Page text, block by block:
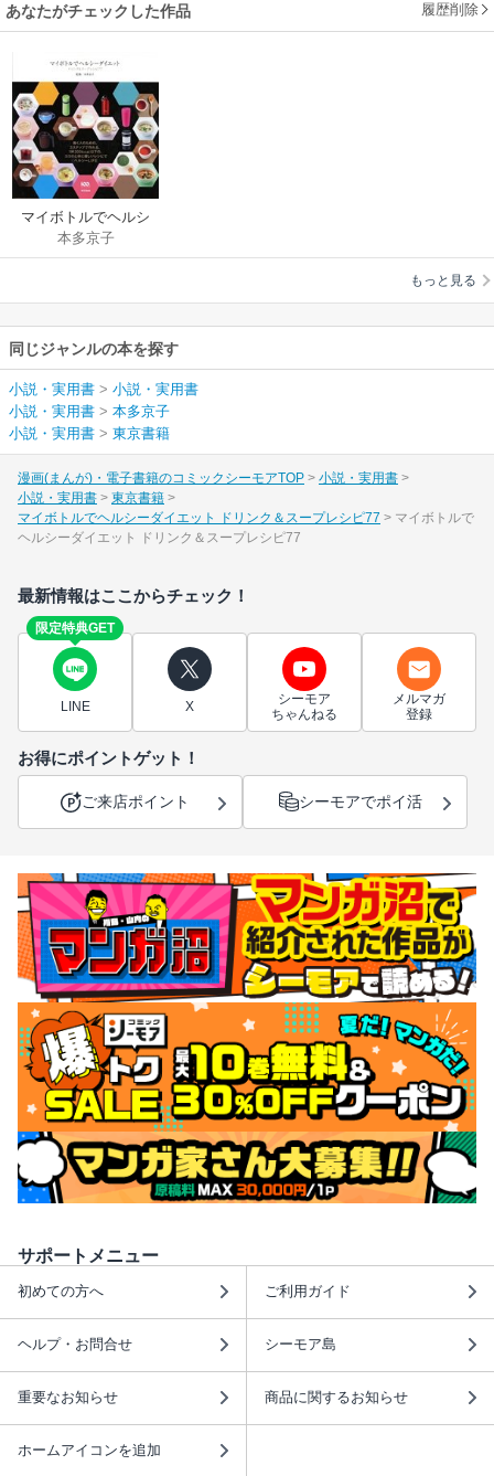
あなたがチェックした作品 履歴削除
マイボトルでヘルシ
ーダイエット ドリン
ク＆スープレシピ77
本多京子
もっと見る
同じジャンルの本を探す
小説・実用書 > 小説・実用書
小説・実用書 > 本多京子
小説・実用書 > 東京書籍
漫画(まんが)・電子書籍のコミックシーモアTOP
小説・実用書
小説・実用書
東京書籍
マイボトルでヘルシーダイエット ドリンク＆スープレシピ77
マイボトルで
ヘルシーダイエット ドリンク＆スープレシピ77
最新情報はここからチェック！
限定特典GET
LINE X
シーモア
ちゃんねる
メルマガ
登録
お得にポイントゲット！
ご来店ポイント シーモアでポイ活
サポートメニュー
初めての方へ ご利用ガイド
ヘルプ・お問合せ シーモア島
重要なお知らせ 商品に関するお知らせ
ホームアイコンを追加